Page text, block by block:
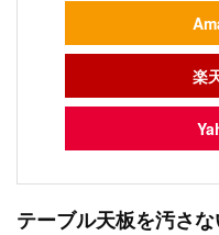
楽
テーブル天板を汚さ